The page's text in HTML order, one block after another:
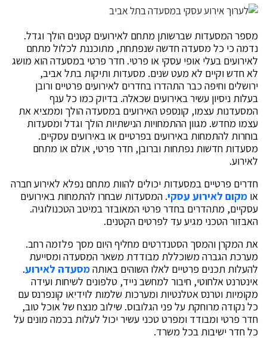
מספר המסעדות שברשותן מתחם לאירועים קטנים הולך וגדל.
נדמה כי כל מסעדה חדשה שנפתחת, מתוכננת לכלול מתחם
לאירועים בעלי אופי עסקי או פרטי. חדר פרטי במסעדה הוא מושג
לא חדש וקיים לא מעט שנים. מסעדות ותיקות בתל אביב,
ירושלים וחיפה כבר התהדרו בחדרים לאירועים פרטיים ורובן
בעלות ניסיון עשיר באירועים שכאלה. בדיוק כמו כל ענף
המסעדנות עצמו, קונספט האירועים במסעדה הולך וממציא את
עצמו מחדש. מגוון ההתמחויות הנישתיות הולך וגדל ומסעדות
בוחרות להתמחות באירועים בפרטיים או באירועים עסקיים.
מסעדות חדשות נפתחות וברובן, חדר פרטי, אולם או מתחם
לאירוע.
חדרים פרטיים במסעדות יכולים להוות מתחם נפלא לאירוע חברה
או מקום לאירוע עסקי. המסעדות שבחרו להתמחות באירועים
עסקיים, מתהדרים בחדר פרטי המאובזר במיטב הטכנולוגיה.
האבזור הטכני מגיע עד לפרטים הקטנים.
את המקרן והמסך הסטנדרטים מחליף היום מסך פלזמה רחב.
מערכת הגברה משוכללת מבודדת משאר המסעדה ומסייעת
להעלות תכנים פרטיים לאלו השוהים באותהמסעדה לאירוע.
אינטרנט אלחוטי, חיבור למחשב נייד, טלפונים לשיחות ועידה
מקומיות וטרנס אטלנטיות ומערכות שלמות לוידיאו קונפרנס עם
כל נקודה מרוחקת על פני הגלובוס. שילוב מנצח של אוכל טוב,
חדר פרטי ומבודד ומפרט טכני עשיר יכול לעלות בכמה מונים על
כל חדר ישיבות בכל משרד.